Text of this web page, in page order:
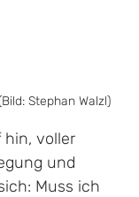
Stephan Walzl)
hin, voller
und
Muss ich